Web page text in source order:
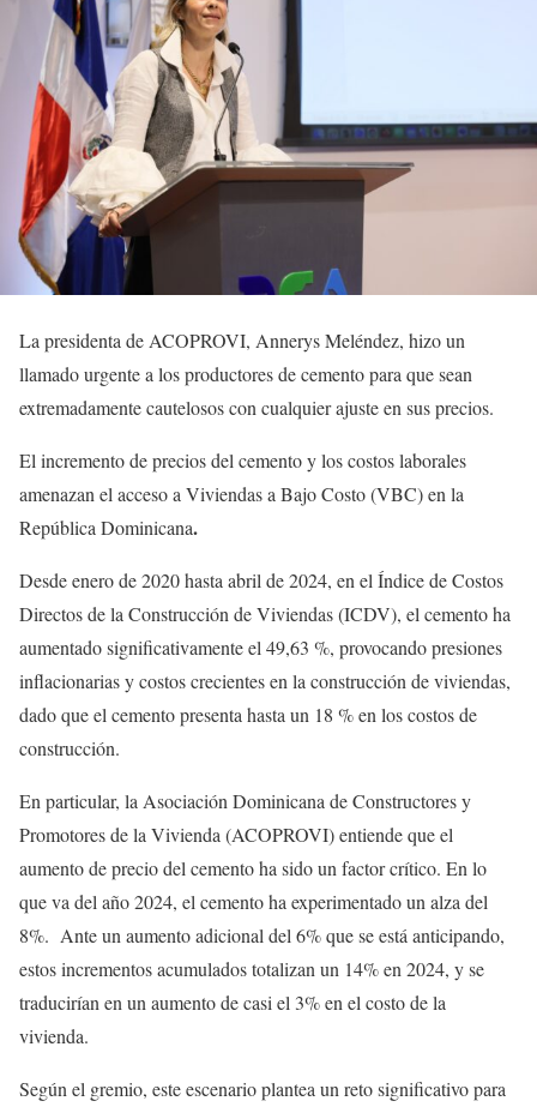
La presidenta de ACOPROVI, Annerys Meléndez, hizo un
llamado urgente a los productores de cemento para que sean
extremadamente cautelosos con cualquier ajuste en sus precios.
El incremento de precios del cemento y los costos laborales
amenazan el acceso a Viviendas a Bajo Costo (VBC) en la
República Dominicana.
Desde enero de 2020 hasta abril de 2024, en el Índice de Costos
Directos de la Construcción de Viviendas (ICDV), el cemento ha
aumentado significativamente el 49,63 %, provocando presiones
inflacionarias y costos crecientes en la construcción de viviendas,
dado que el cemento presenta hasta un 18 % en los costos de
construcción.
En particular, la Asociación Dominicana de Constructores y
Promotores de la Vivienda (ACOPROVI) entiende que el
aumento de precio del cemento ha sido un factor crítico. En lo
que va del año 2024, el cemento ha experimentado un alza del
8%. Ante un aumento adicional del 6% que se está anticipando,
estos incrementos acumulados totalizan un 14% en 2024, y se
traducirían en un aumento de casi el 3% en el costo de la
vivienda.
Según el gremio, este escenario plantea un reto significativo para